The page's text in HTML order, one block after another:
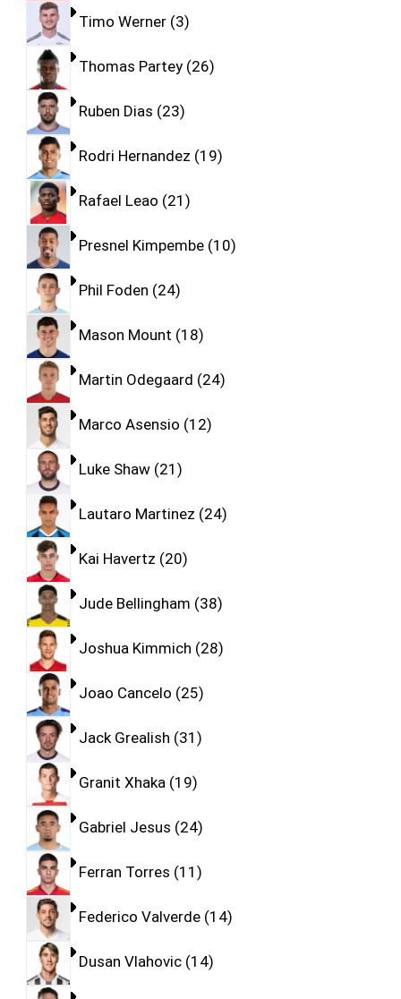
Timo Werner 3
Thomas Partey 26
Ruben Dias 23
Rodri Hernandez 19
Rafael Leao 21
Presnel Kimpembe 10
Phil Foden 24
Mason Mount 18
Martin Odegaard 24
Marco Asensio 12
Luke Shaw 21
Lautaro Martinez 24
Kai Havertz 20
Jude Bellingham 38
Joshua Kimmich 28
Joao Cancelo 25
Jack Grealish 31
Granit Xhaka 19
Gabriel Jesus 24
Ferran Torres 11
Federico Valverde 14
Dusan Vlahovic 14